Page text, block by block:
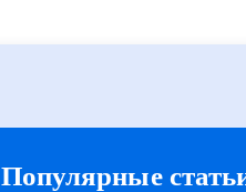
Популярные